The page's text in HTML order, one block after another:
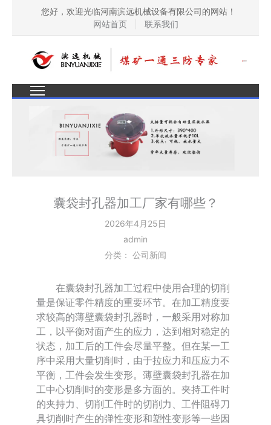
您好，欢迎光临河南滨远机械设备有限公司的网站！
网站首页
联系我们
囊袋封孔器加工厂家有哪些？
2026年4月25日
admin
分类： 公司新闻
在囊袋封孔器加工过程中使用合理的切削
量是保证零件精度的重要环节。在加工精度要
求较高的薄壁囊袋封孔器时，一般采用对称加
工，以平衡对面产生的应力，达到相对稳定的
状态，加工后的工件会尽量平整。但在某一工
序中采用大量切削时，由于拉应力和压应力不
平衡，工件会发生变形。薄壁囊袋封孔器在加
工中心切削时的变形是多方面的。夹持工件时
的夹持力、切削工件时的切削力、工件阻碍刀
具切削时产生的弹性变形和塑性变形等一些因